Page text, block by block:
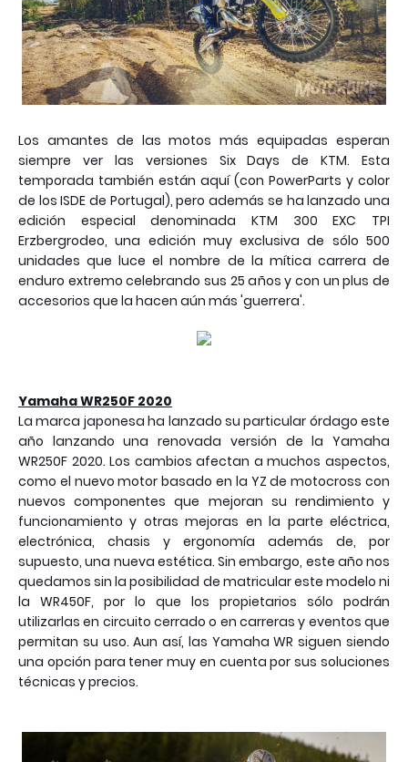
Los amantes de las motos más equipadas esperan
siempre ver las versiones Six Days de KTM. Esta
temporada también están aquí (con PowerParts y color
de los ISDE de Portugal), pero además se ha lanzado una
edición especial denominada KTM 300 EXC TPI
Erzbergrodeo, una edición muy exclusiva de sólo 500
unidades que luce el nombre de la mítica carrera de
enduro extremo celebrando sus 25 años y con un plus de
accesorios que la hacen aún más 'guerrera'.
Yamaha WR250F 2020
La marca japonesa ha lanzado su particular órdago este
año lanzando una renovada versión de la Yamaha
WR250F 2020. Los cambios afectan a muchos aspectos,
como el nuevo motor basado en la YZ de motocross con
nuevos componentes que mejoran su rendimiento y
funcionamiento y otras mejoras en la parte eléctrica,
electrónica, chasis y ergonomía además de, por
supuesto, una nueva estética. Sin embargo, este año nos
quedamos sin la posibilidad de matricular este modelo ni
la WR450F, por lo que los propietarios sólo podrán
utilizarlas en circuito cerrado o en carreras y eventos que
permitan su uso. Aun así, las Yamaha WR siguen siendo
una opción para tener muy en cuenta por sus soluciones
técnicas y precios.